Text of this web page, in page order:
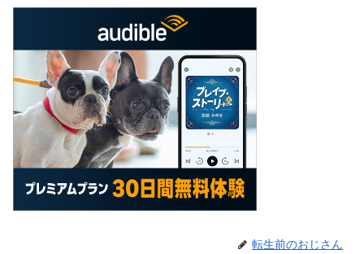
転生前のおじさん